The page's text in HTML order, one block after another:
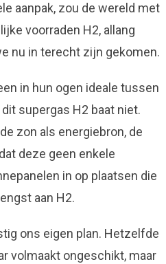
aanpak, zou de wereld met
voorraden H2, allang
nu in terecht zijn gekomen.
in hun ogen ideale tussen
supergas H2 baat niet.
zon als energiebron, de
deze geen enkele
in op plaatsen die
aan H2.
ons eigen plan. Hetzelfde
volmaakt ongeschikt, maar